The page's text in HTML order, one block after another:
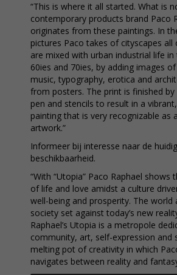
“This is where it all started. What is
contemporary products brand Paco
originates from these paintings. In
pictures Paco takes of cityscapes all
are mixed with urban industrial life in
60ies and 70ies, by adding images
music, typography, erotica and
from posters. The print is finished
pen and stencils to result in a
painting that is very recognizable as
artwork.”
Informeer bij interesse naar de
beschikbaarheid.
“With “Utopia” Paco Raphael shows
of life and love amidst a culture
well-being and prosperity. The world
society set against today’s new
Raphael’s Utopia is a metropole
community, art, self-expression and
melting pot of creativity in which
navigates between reality and